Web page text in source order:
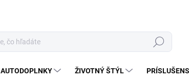
Hľadať
AUTODOPLNKY ŽIVOTNÝ ŠTÝL